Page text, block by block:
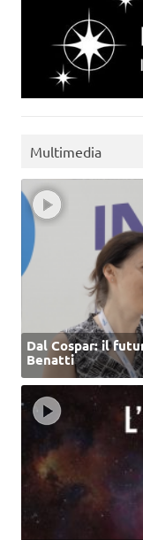
Multimedia
Dal Cospar: il
Benatti